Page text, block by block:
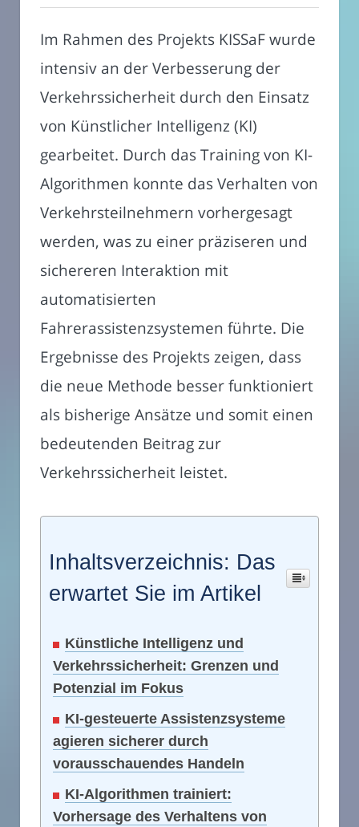
Im Rahmen des Projekts KISSaF wurde
intensiv an der Verbesserung der
Verkehrssicherheit durch den Einsatz
von Künstlicher Intelligenz (KI)
gearbeitet. Durch das Training von KI-
Algorithmen konnte das Verhalten von
Verkehrsteilnehmern vorhergesagt
werden, was zu einer präziseren und
sichereren Interaktion mit
automatisierten
Fahrerassistenzsystemen führte. Die
Ergebnisse des Projekts zeigen, dass
die neue Methode besser funktioniert
als bisherige Ansätze und somit einen
bedeutenden Beitrag zur
Verkehrssicherheit leistet.
Inhaltsverzeichnis: Das
erwartet Sie im Artikel
Künstliche Intelligenz und
Verkehrssicherheit: Grenzen und
Potenzial im Fokus
KI-gesteuerte Assistenzsysteme
agieren sicherer durch
vorausschauendes Handeln
KI-Algorithmen trainiert:
Vorhersage des Verhaltens von